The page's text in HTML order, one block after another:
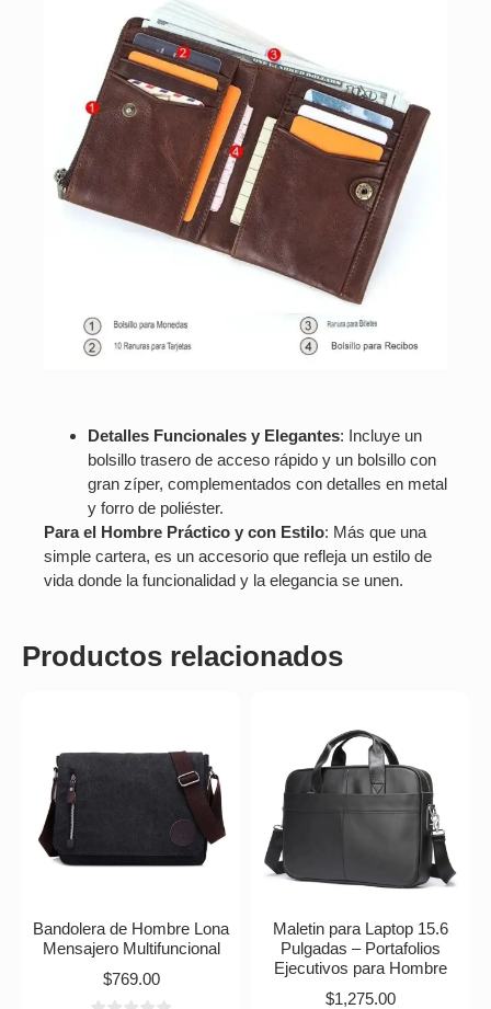
Detalles Funcionales y Elegantes: Incluye un
bolsillo trasero de acceso rápido y un bolsillo con
gran zíper, complementados con detalles en metal
y forro de poliéster.
Para el Hombre Práctico y con Estilo: Más que una
simple cartera, es un accesorio que refleja un estilo de
vida donde la funcionalidad y la elegancia se unen.
Productos relacionados
Bandolera de Hombre Lona
Mensajero Multifuncional
$769.00
Maletin para Laptop 15.6
Pulgadas – Portafolios
Ejecutivos para Hombre
$1,275.00